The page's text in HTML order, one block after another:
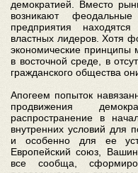
демократией. Вместо
возникают
предприятия
властных лидеров. Хотя
экономические принципы
в восточной среде, в
гражданского общества
Апогеем попыток
продвижения
распространение в
внутренних условий для
и особенно для ее
Европейский союз,
все сообща,